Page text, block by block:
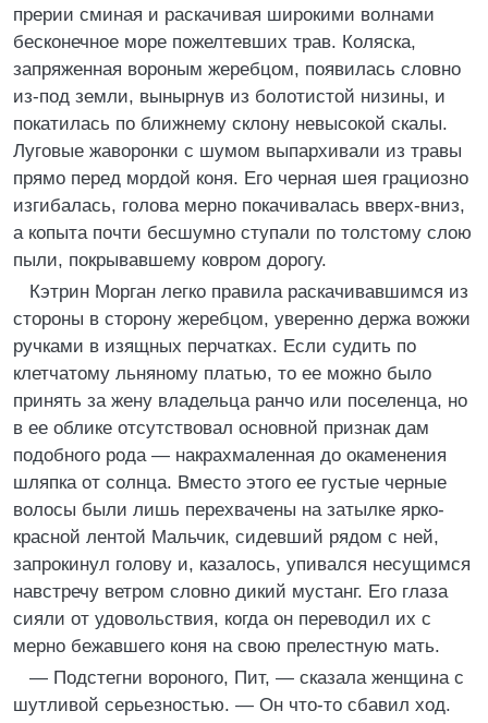
прерии сминая и раскачивая широкими волнами
бесконечное море пожелтевших трав. Коляска,
запряженная вороным жеребцом, появилась словно
из-под земли, вынырнув из болотистой низины, и
покатилась по ближнему склону невысокой скалы.
Луговые жаворонки с шумом выпархивали из травы
прямо перед мордой коня. Его черная шея грациозно
изгибалась, голова мерно покачивалась вверх-вниз,
а копыта почти бесшумно ступали по толстому слою
пыли, покрывавшему ковром дорогу.
Кэтрин Морган легко правила раскачивавшимся из
стороны в сторону жеребцом, уверенно держа вожжи
ручками в изящных перчатках. Если судить по
клетчатому льняному платью, то ее можно было
принять за жену владельца ранчо или поселенца, но
в ее облике отсутствовал основной признак дам
подобного рода — накрахмаленная до окаменения
шляпка от солнца. Вместо этого ее густые черные
волосы были лишь перехвачены на затылке ярко-
красной лентой Мальчик, сидевший рядом с ней,
запрокинул голову и, казалось, упивался несущимся
навстречу ветром словно дикий мустанг. Его глаза
сияли от удовольствия, когда он переводил их с
мерно бежавшего коня на свою прелестную мать.
— Подстегни вороного, Пит, — сказала женщина с
шутливой серьезностью. — Он что-то сбавил ход.